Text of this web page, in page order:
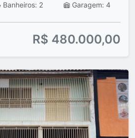
Banheiros: 2 Garagem: 4
R$ 480.000,00